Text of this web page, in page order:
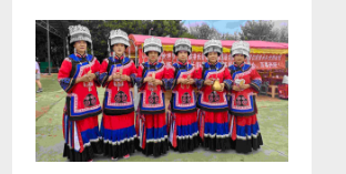
老味道、新突围！安宁这家店把米糕玩
出 “新花样”
2026-08-07 11:32:31
云南本土AI应用平台“梧桐智算”推进多